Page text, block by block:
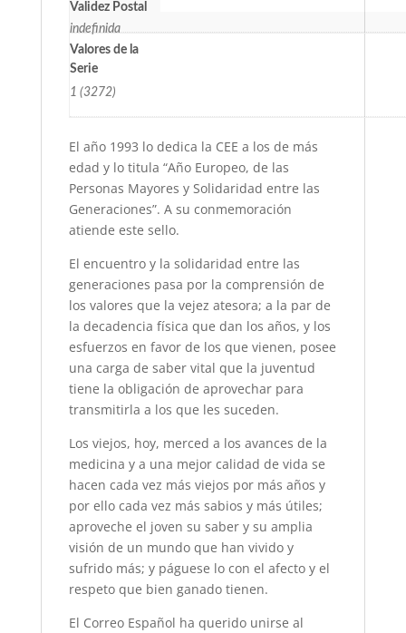
Validez Postal
indefinida
Valores de la
Serie
1 (3272)
El año 1993 lo dedica la CEE a los de más
edad y lo titula “Año Europeo, de las
Personas Mayores y Solidaridad entre las
Generaciones”. A su conmemoración
atiende este sello.
El encuentro y la solidaridad entre las
generaciones pasa por la comprensión de
los valores que la vejez atesora; a la par de
la decadencia física que dan los años, y los
esfuerzos en favor de los que vienen, posee
una carga de saber vital que la juventud
tiene la obligación de aprovechar para
transmitirla a los que les suceden.
Los viejos, hoy, merced a los avances de la
medicina y a una mejor calidad de vida se
hacen cada vez más viejos por más años y
por ello cada vez más sabios y más útiles;
aproveche el joven su saber y su amplia
visión de un mundo que han vivido y
sufrido más; y páguese lo con el afecto y el
respeto que bien ganado tienen.
El Correo Español ha querido unirse al